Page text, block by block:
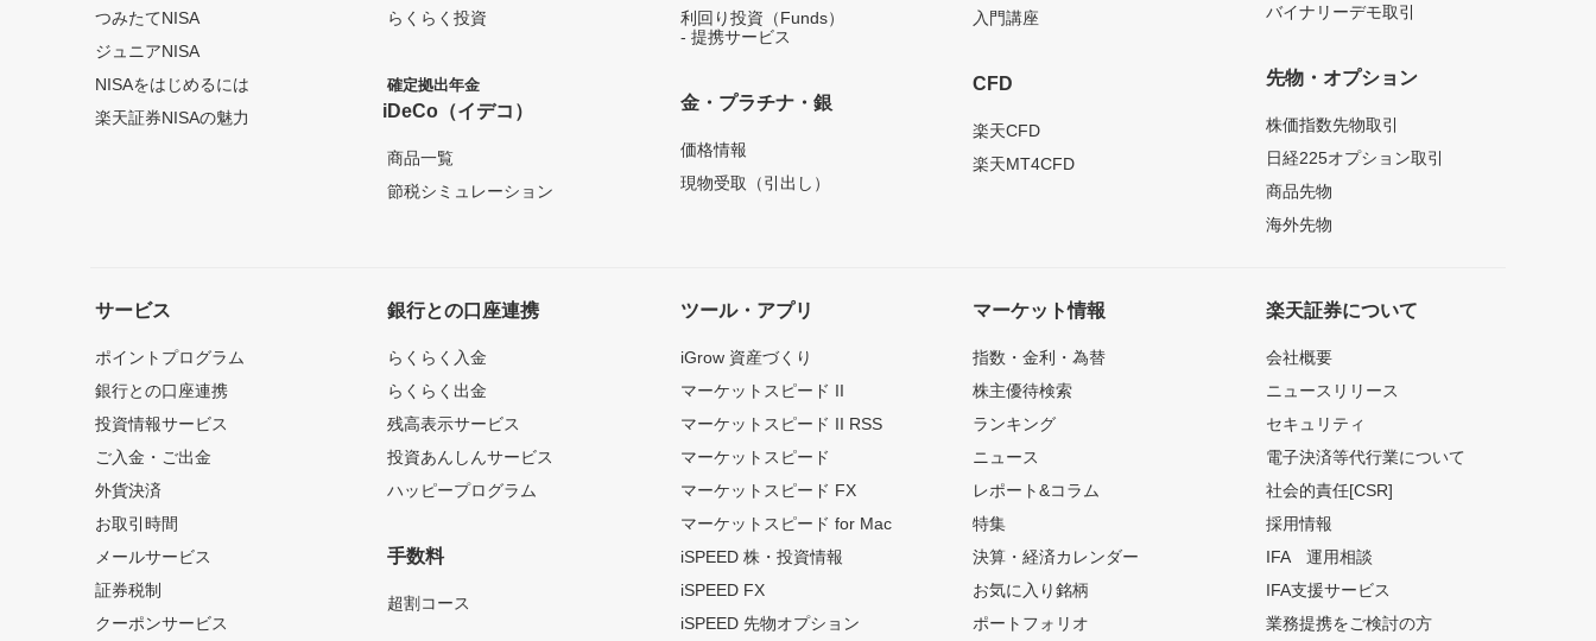
つみたてNISA
ジュニアNISA
NISAをはじめるには
楽天証券NISAの魅力
らくらく投資
確定拠出年金
iDeCo（イデコ）
商品一覧
節税シミュレーション
利回り投資（Funds）
- 提携サービス
金・プラチナ・銀
価格情報
現物受取（引出し）
入門講座
CFD
楽天CFD
楽天MT4CFD
バイナリーデモ取引
先物・オプション
株価指数先物取引
日経225オプション取引
商品先物
海外先物
サービス
ポイントプログラム
銀行との口座連携
投資情報サービス
ご入金・ご出金
外貨決済
お取引時間
メールサービス
証券税制
クーポンサービス
銀行との口座連携
らくらく入金
らくらく出金
残高表示サービス
投資あんしんサービス
ハッピープログラム
手数料
超割コース
ツール・アプリ
iGrow 資産づくり
マーケットスピード II
マーケットスピード II RSS
マーケットスピード
マーケットスピード FX
マーケットスピード for Mac
iSPEED 株・投資情報
iSPEED FX
iSPEED 先物オプション
マーケット情報
指数・金利・為替
株主優待検索
ランキング
ニュース
レポート&コラム
特集
決算・経済カレンダー
お気に入り銘柄
ポートフォリオ
楽天証券について
会社概要
ニュースリリース
セキュリティ
電子決済等代行業について
社会的責任[CSR]
採用情報
IFA 運用相談
IFA支援サービス
業務提携をご検討の方